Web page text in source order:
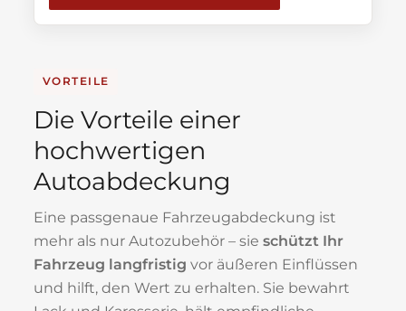
VORTEILE
Die Vorteile einer
hochwertigen
Autoabdeckung
Eine passgenaue Fahrzeugabdeckung ist
mehr als nur Autozubehör – sie schützt Ihr
Fahrzeug langfristig vor äußeren Einflüssen
und hilft, den Wert zu erhalten. Sie bewahrt